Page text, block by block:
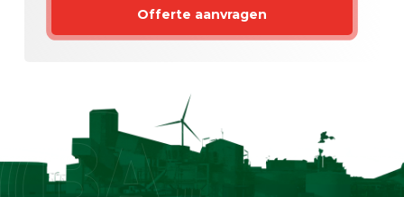
Offerte aanvragen